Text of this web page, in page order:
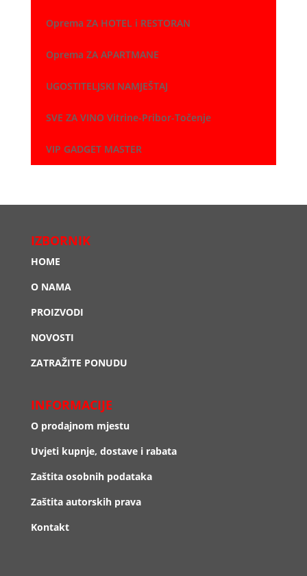
Oprema ZA HOTEL i RESTORAN
Oprema ZA APARTMANE
UGOSTITELJSKI NAMJEŠTAJ
SVE ZA VINO Vitrine-Pribor-Točenje
VIP GADGET MASTER
IZBORNIK
HOME
O NAMA
PROIZVODI
NOVOSTI
ZATRAŽITE PONUDU
INFORMACIJE
O prodajnom mjestu
Uvjeti kupnje, dostave i rabata
Zaštita osobnih podataka
Zaštita autorskih prava
Kontakt